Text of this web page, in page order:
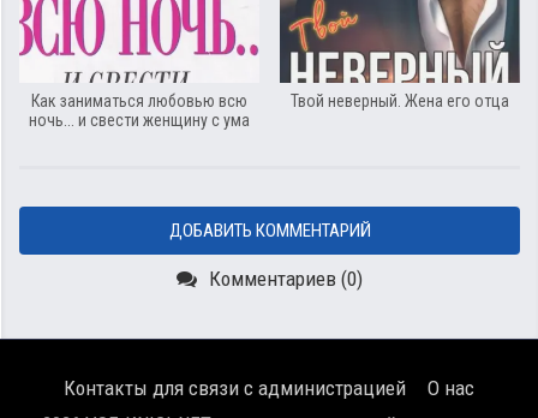
Как заниматься любовью всю
ночь... и свести женщину с ума
Твой неверный. Жена его отца
ДОБАВИТЬ КОММЕНТАРИЙ
Комментариев (0)
Контакты для связи с администрацией
О нас